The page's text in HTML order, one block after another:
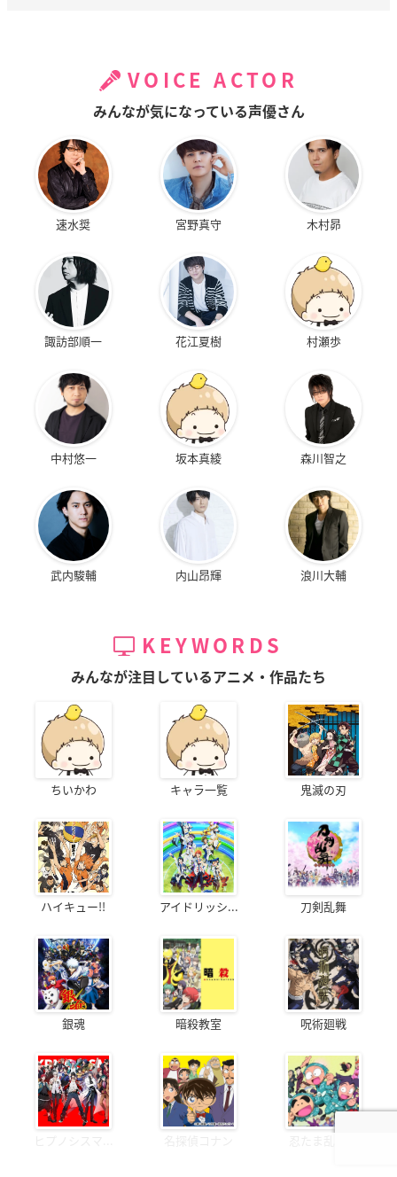
VOICE ACTOR
みんなが気になっている声優さん
速水奨 宮野真守 木村昴
諏訪部順一 花江夏樹 村瀬歩
中村悠一 坂本真綾 森川智之
武内駿輔 内山昂輝 浪川大輔
KEYWORDS
みんなが注目しているアニメ・作品たち
ちいかわ キャラ一覧 鬼滅の刃
ハイキュー!! アイドリッシ... 刀剣乱舞
銀魂 暗殺教室 呪術廻戦